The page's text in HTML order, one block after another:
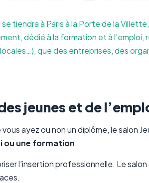
tiendra à Paris à la Porte de la
dédié à la formation et à
que des entreprises, des
jeunes et de
ayez ou non un diplôme, le salon
ou une formation.
l’insertion professionnelle. Le